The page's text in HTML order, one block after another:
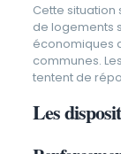
Cette situation
de logements
économiques
communes.
tentent de
Les